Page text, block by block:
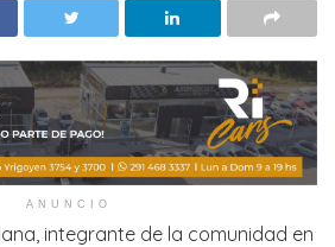
ANUNCIO
integrante de la comunidad en